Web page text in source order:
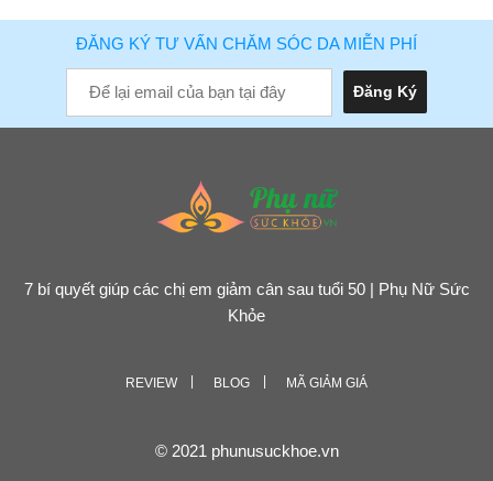
ĐĂNG KÝ TƯ VẤN CHĂM SÓC DA MIỄN PHÍ
7 bí quyết giúp các chị em giảm cân sau tuổi 50 | Phụ Nữ Sức
Khỏe
REVIEW BLOG MÃ GIẢM GIÁ
© 2021 phunusuckhoe.vn